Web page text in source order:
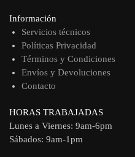
Información
Servicios técnicos
Políticas Privacidad
Términos y Condiciones
Envíos y Devoluciones
Contacto
HORAS TRABAJADAS
Lunes a Viernes: 9am-6pm
Sábados: 9am-1pm